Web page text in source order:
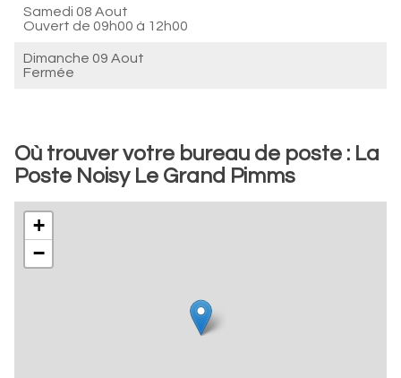
Samedi 08 Aout
Ouvert de 09h00 à 12h00
Dimanche 09 Aout
Fermée
Où trouver votre bureau de poste : La
Poste Noisy Le Grand Pimms
+
−